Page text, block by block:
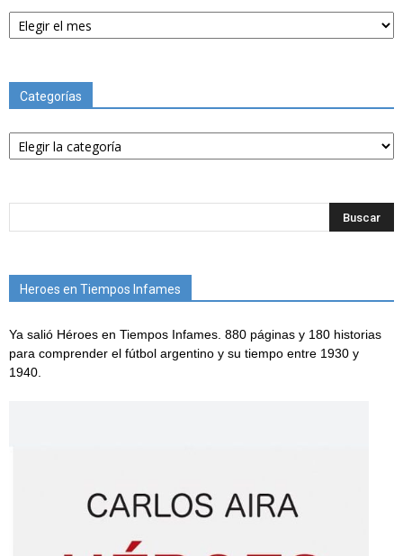
Archivos
Categorías
Categorías
Heroes en Tiempos Infames
Ya salió Héroes en Tiempos Infames. 880 páginas y 180 historias
para comprender el fútbol argentino y su tiempo entre 1930 y
1940.